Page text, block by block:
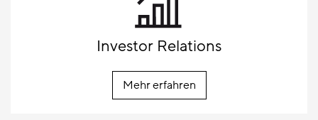
Investor Relations
Mehr erfahren